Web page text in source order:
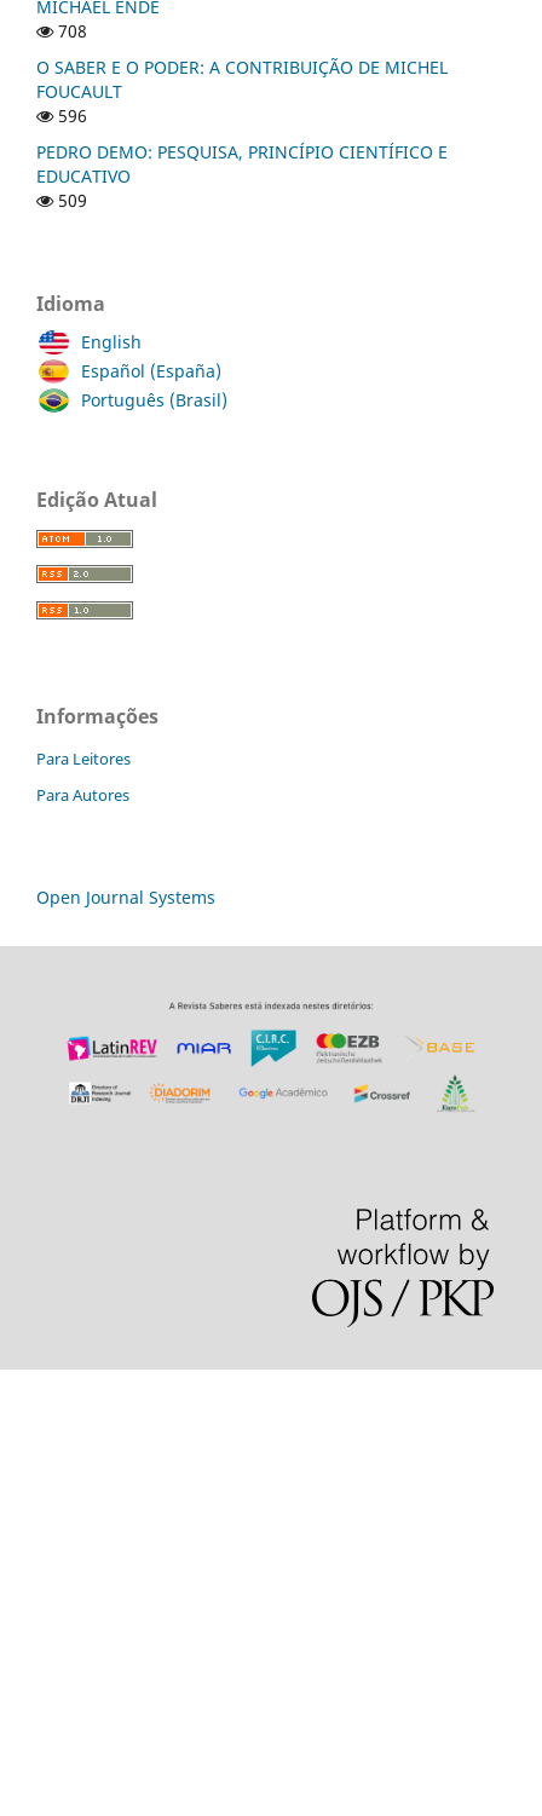
MICHAEL ENDE
708
O SABER E O PODER: A CONTRIBUIÇÃO DE MICHEL
FOUCAULT
596
PEDRO DEMO: PESQUISA, PRINCÍPIO CIENTÍFICO E
EDUCATIVO
509
Idioma
English
Español (España)
Português (Brasil)
Edição Atual
Informações
Para Leitores
Para Autores
Open Journal Systems